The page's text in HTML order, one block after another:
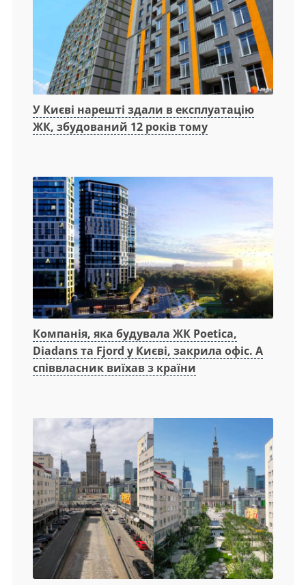
У Києві нарешті здали в експлуатацію
ЖК, збудований 12 років тому
Компанія, яка будувала ЖК Poetica,
Diadans та Fjord у Києві, закрила офіс. А
співвласник виїхав з країни